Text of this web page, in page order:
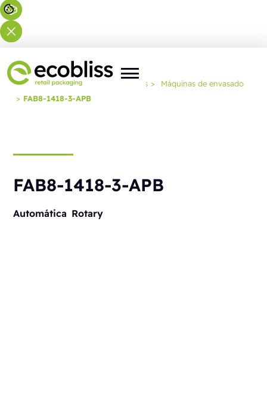
Usted está aquí: Inicio Soluciones >
Máquinas de envasado
> FAB8-1418-3-APB
FAB8-1418-3-APB
Automática Rotary